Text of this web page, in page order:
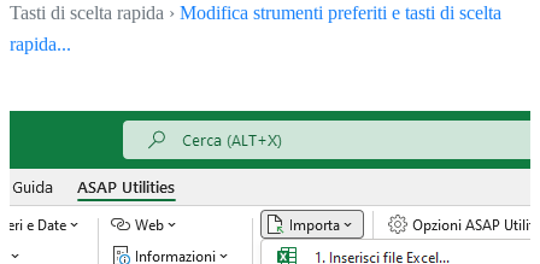
Tasti di scelta rapida › Modifica strumenti preferiti e tasti di scelta
rapida...